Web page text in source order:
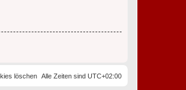
Alle Zeiten sind UTC+02:00
löschen